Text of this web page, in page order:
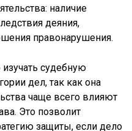
наличие
деяния,
правонарушения.
судебную
дел, так как она
чаще всего влияют
Это позволит
защиты, если дело